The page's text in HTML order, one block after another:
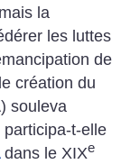
la
les luttes
de
création du
souleva
participa-t-elle
dans le XIXe